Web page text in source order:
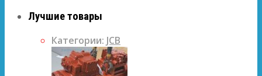
Лучшие товары
Категории: JCB